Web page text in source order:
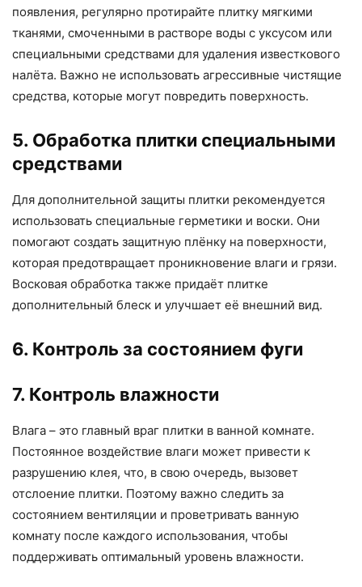
появления, регулярно протирайте плитку мягкими
тканями, смоченными в растворе воды с уксусом или
специальными средствами для удаления известкового
налёта. Важно не использовать агрессивные чистящие
средства, которые могут повредить поверхность.
5. Обработка плитки специальными
средствами
Для дополнительной защиты плитки рекомендуется
использовать специальные герметики и воски. Они
помогают создать защитную плёнку на поверхности,
которая предотвращает проникновение влаги и грязи.
Восковая обработка также придаёт плитке
дополнительный блеск и улучшает её внешний вид.
6. Контроль за состоянием фуги
7. Контроль влажности
Влага – это главный враг плитки в ванной комнате.
Постоянное воздействие влаги может привести к
разрушению клея, что, в свою очередь, вызовет
отслоение плитки. Поэтому важно следить за
состоянием вентиляции и проветривать ванную
комнату после каждого использования, чтобы
поддерживать оптимальный уровень влажности.